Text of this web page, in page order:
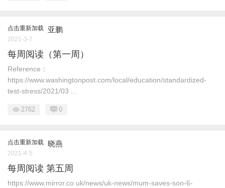
点击重新加载 亚鹏
2021-3-7
每周阅读（第一周）
Reference：
https://www.washingtonpost.com/local/education/standardized-
test-stress/2021/03 ...
2762 0
点击重新加载 晓燕
2021-4-5
每周阅读 第五周
https://www.mirror.co.uk/news/uk-news/mum-saves-son-6-